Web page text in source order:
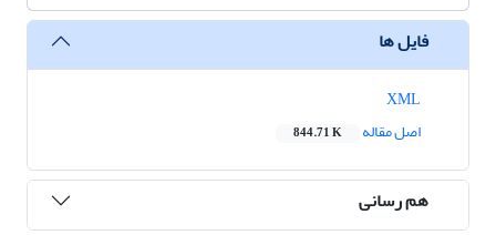
فایل ها
اصل مقاله
844.71 K
هم رسانی